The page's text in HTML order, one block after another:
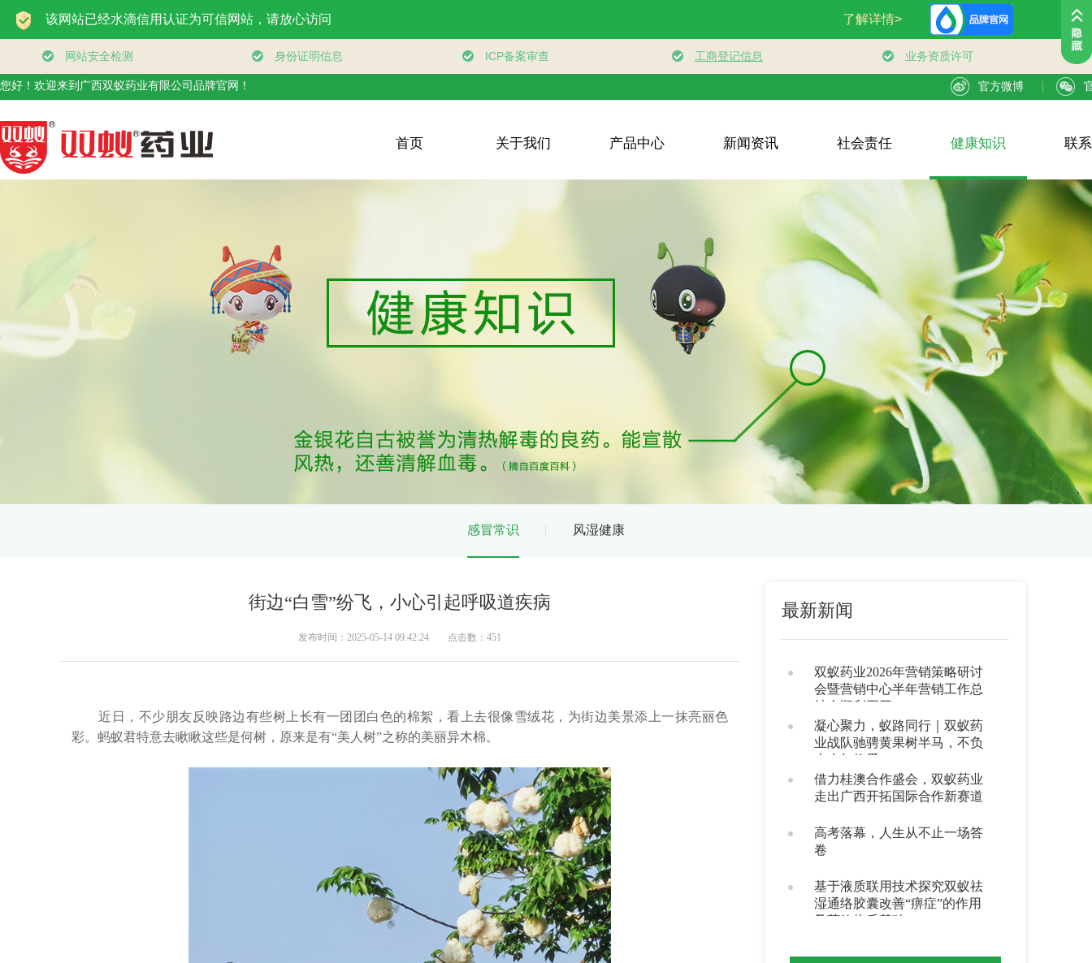
您好！欢迎来到广西双蚁药业有限公司品牌官网！ 官方微博
首页 关于我们 产品中心 新闻资讯 社会责任 健康知识 联
感冒常识 风湿健康
街边“白雪”纷飞，小心引起呼吸道疾病
发布时间：2025-05-14 09:42:24 点击数：451
近日，不少朋友反映路边有些树上长有一团团白色的棉絮，看上去很像雪绒花，为街边美景添上一抹亮丽色
彩。蚂蚁君特意去瞅瞅这些是何树，原来是有“美人树”之称的美丽异木棉。
最新新闻
双蚁药业2026年营销策略研讨
会暨营销中心半年营销工作总
结会顺利召开
凝心聚力，蚁路同行｜双蚁药
业战队驰骋黄果树半马，不负
山水与热爱
借力桂澳合作盛会，双蚁药业
走出广西开拓国际合作新赛道
高考落幕，人生从不止一场答
卷
基于液质联用技术探究双蚁祛
湿通络胶囊改善“痹症”的作用
及药效物质基础